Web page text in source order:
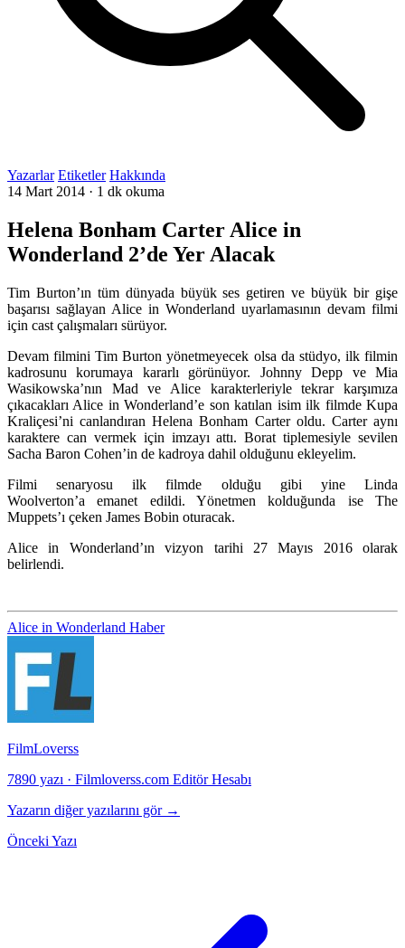
Yazarlar Etiketler Hakkında
14 Mart 2014 · 1 dk okuma
Helena Bonham Carter Alice in
Wonderland 2’de Yer Alacak
Tim Burton’ın tüm dünyada büyük ses getiren ve büyük bir gişe
başarısı sağlayan Alice in Wonderland uyarlamasının devam filmi
için cast çalışmaları sürüyor.
Devam filmini Tim Burton yönetmeyecek olsa da stüdyo, ilk filmin
kadrosunu korumaya kararlı görünüyor. Johnny Depp ve Mia
Wasikowska’nın Mad ve Alice karakterleriyle tekrar karşımıza
çıkacakları Alice in Wonderland’e son katılan isim ilk filmde Kupa
Kraliçesi’ni canlandıran Helena Bonham Carter oldu. Carter aynı
karaktere can vermek için imzayı attı. Borat tiplemesiyle sevilen
Sacha Baron Cohen’in de kadroya dahil olduğunu ekleyelim.
Filmi senaryosu ilk filmde olduğu gibi yine Linda
Woolverton’a emanet edildi. Yönetmen kolduğunda ise The
Muppets’ı çeken James Bobin oturacak.
Alice in Wonderland’ın vizyon tarihi 27 Mayıs 2016 olarak
belirlendi.
Alice in Wonderland Haber
FilmLoverss
7890 yazı · Filmloverss.com Editör Hesabı
Yazarın diğer yazılarını gör →
Önceki Yazı